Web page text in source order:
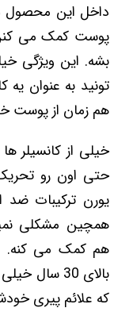
داخل این محصول
پوست کمک می
بشه. این ویژگی
تونید به عنوان یه
هم زمان از پوست
خیلی از
حتی اون رو
یورن ترکیبات ضد
همچین مشکلی
هم کمک می کنه.
بالای 30
که علائم پیری